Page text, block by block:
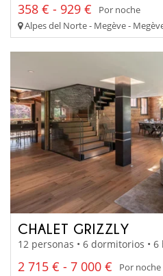
358 € - 929 €
Por noche
Alpes del Norte - Megève -
CHALET GRIZZLY
12 personas • 6 dormitorios • 6
2 715 € - 7 000 €
Por noche